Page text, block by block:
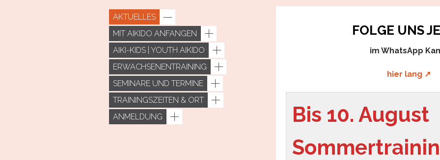
AKTUELLES
MIT AIKIDO ANFANGEN
AIKI-KIDS | YOUTH AIKIDO
ERWACHSENENTRAINING
SEMINARE UND TERMINE
TRAININGSZEITEN & ORT
ANMELDUNG
FOLGE UNS
im WhatsApp
hier lang ↗
Bis 10. August